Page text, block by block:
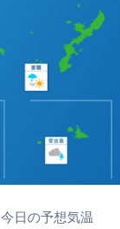
今日の予想気温